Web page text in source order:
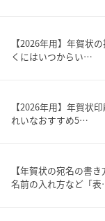
【2026年用】年賀状
くにはいつからい…
【2026年用】年賀状
れいなおすすめ5…
【年賀状の宛名の書
名前の入れ方など「